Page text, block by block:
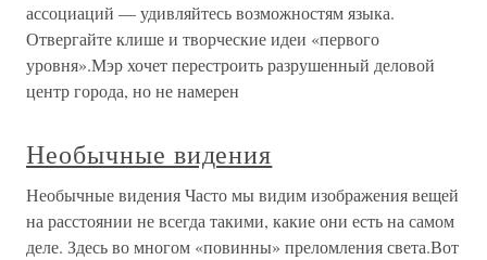
ассоциаций — удивляйтесь возможностям языка.
Отвергайте клише и творческие идеи «первого
уровня».Мэр хочет перестроить разрушенный деловой
центр города, но не намерен
Необычные видения
Необычные видения Часто мы видим изображения вещей
на расстоянии не всегда такими, какие они есть на самом
деле. Здесь во многом «повинны» преломления света.Вот